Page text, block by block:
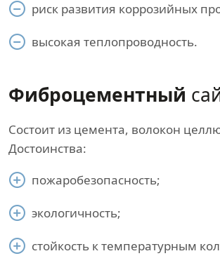
риск развития коррозийных
высокая теплопроводность.
Фиброцементный
Состоит из цемента, волокон
Достоинства:
пожаробезопасность;
экологичность;
стойкость к температурным